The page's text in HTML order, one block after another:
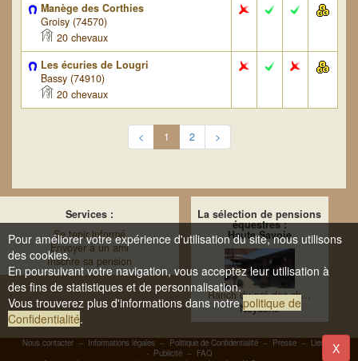
Manège des Corthies
Groisy (74570)
20 chevaux
Les écuries de Lougri
Bassy (74910)
20 chevaux
< 1 2 >
Services :
Se tenir informé
Envoyer à un ami
Inscrire sa pension
La sélection de pensions
équestres :
Haute-Savoie
Ranch du pré des ch...
Neydens
Nous contacter -- Informations légales -- Politique de Confidentialité -- Presse -- Liens
-
- Publicité-- FAQ
Pour améliorer votre expérience d'utilisation du site, nous utilisons
des cookies.
En poursuivant votre navigation, vous acceptez leur utilisation à
des fins de statistiques et de personnalisation.
Vous trouverez plus d'informations dans notrepolitique de
Confidentialité.
X